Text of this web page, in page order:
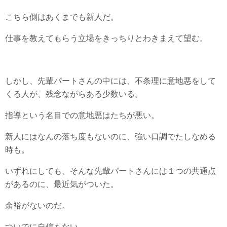
こちら側はあくまでも新人だ。
仕事を教えてもらう立場をきっちりとわきまえて望む。
しかし、先輩パートさんの中には、不条理に意地悪をして
くる人が、残念ながらある少数いる。
指導という名目での意地悪はたちが悪い。
新人にはなんの落ち度もないのに、強い口調でたしなめる
時も。
いずれにしても、そんな先輩パートさんには１つの共通点
があるのに、最近気がついた。
余裕がないのだ。